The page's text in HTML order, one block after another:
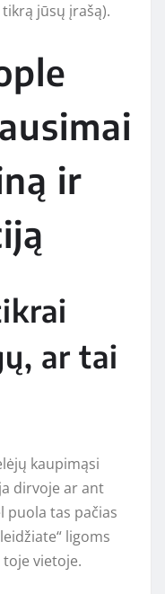
jūsų įrašą).
ir
ar tai
kaupimąsi
dirvoje ar ant
puola tas pačias
ligoms
vietoje.